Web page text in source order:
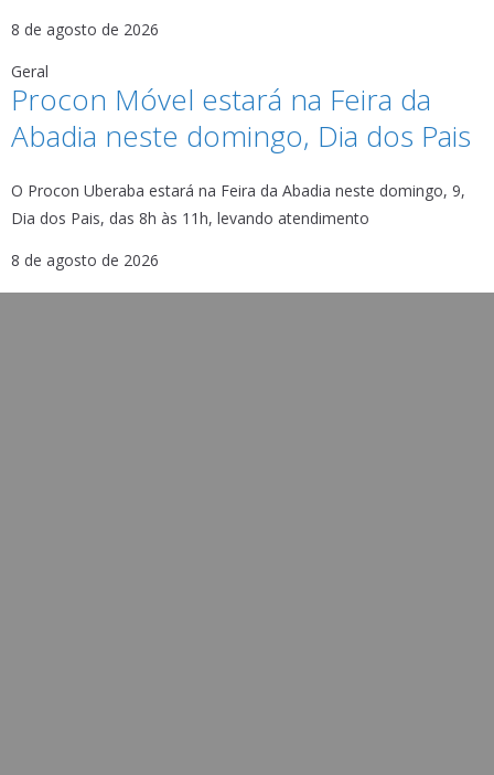
8 de agosto de 2026
Geral
Procon Móvel estará na Feira da
Abadia neste domingo, Dia dos Pais
O Procon Uberaba estará na Feira da Abadia neste domingo, 9,
Dia dos Pais, das 8h às 11h, levando atendimento
8 de agosto de 2026